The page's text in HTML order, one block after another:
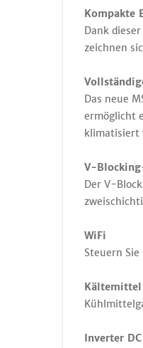
Kompakte
Dank
zeichnen
Das neue
ermöglicht
klimatisiert
V-
Der V-
WiFi
Steuern
Kältemittel
Inverter DC